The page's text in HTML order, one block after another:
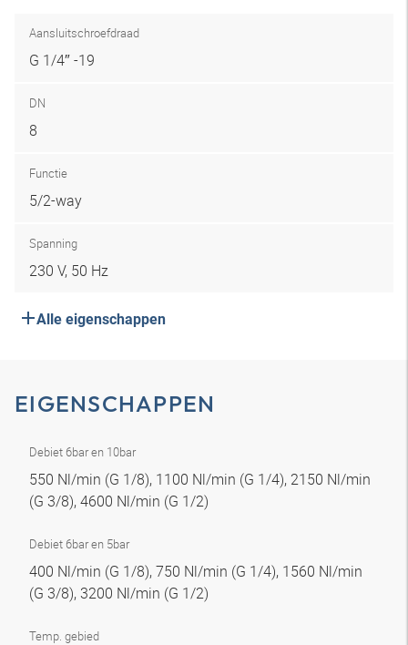
Aansluitschroefdraad
G 1/4″ -19
DN
8
Functie
5/2-way
Spanning
230 V, 50 Hz
Alle eigenschappen
EIGENSCHAPPEN
Debiet 6bar en 10bar
550 Nl/min (G 1/8), 1100 Nl/min (G 1/4), 2150 Nl/min
(G 3/8), 4600 Nl/min (G 1/2)
Debiet 6bar en 5bar
400 Nl/min (G 1/8), 750 Nl/min (G 1/4), 1560 Nl/min
(G 3/8), 3200 Nl/min (G 1/2)
Temp. gebied